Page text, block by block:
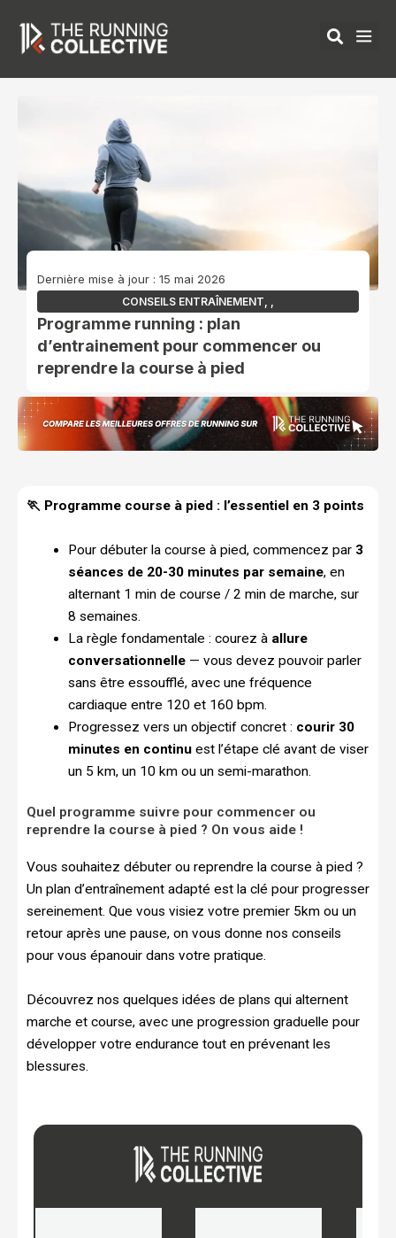
contenu
Dernière mise à jour : 15 mai 2026
CONSEILS ENTRAÎNEMENT
Programme running : plan
d’entrainement pour commencer ou
reprendre la course à pied
🏃 Programme course à pied : l’essentiel en 3 points
Pour débuter la course à pied, commencez par 3
séances de 20-30 minutes par semaine, en
alternant 1 min de course / 2 min de marche, sur
8 semaines.
La règle fondamentale : courez à allure
conversationnelle— vous devez pouvoir parler
sans être essoufflé, avec une fréquence
cardiaque entre 120 et 160 bpm.
Progressez vers un objectif concret : courir 30
minutes en continuest l’étape clé avant de viser
un 5 km, un 10 km ou un semi-marathon.
Quel programme suivre pour commencer ou
reprendre la course à pied ? On vous aide !
Vous souhaitez débuter ou reprendre la course à pied ?
Un plan d’entraînement adapté est la clé pour progresser
sereinement. Que vous visiez votre premier 5km ou un
retour après une pause, on vous donne nos conseils
pour vous épanouir dans votre pratique.
Découvrez nos quelques idées de plans qui alternent
marche et course, avec une progression graduelle pour
développer votre endurance tout en prévenant les
blessures.